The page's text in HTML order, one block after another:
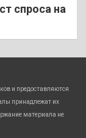
спроса на
и предоставляются
принадлежат их
материала не